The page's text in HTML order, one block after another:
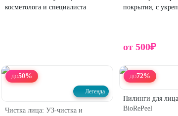
косметолога и специалиста
покрытия, с
от 500₽
ДО50%
Легенда
Чистка лица: УЗ-чистка и
ДО72%
Пилинги для
BioRePeel